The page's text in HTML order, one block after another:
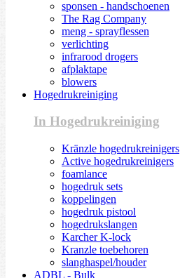
sponsen - handschoenen
The Rag Company
meng - sprayflessen
verlichting
infrarood drogers
afplaktape
blowers
Hogedrukreiniging
In Hogedrukreiniging
Kränzle hogedrukreinigers
Active hogedrukreinigers
foamlance
hogedruk sets
koppelingen
hogedruk pistool
hogedrukslangen
Karcher K-lock
Kranzle toebehoren
slanghaspel/houder
ADBL - Bulk